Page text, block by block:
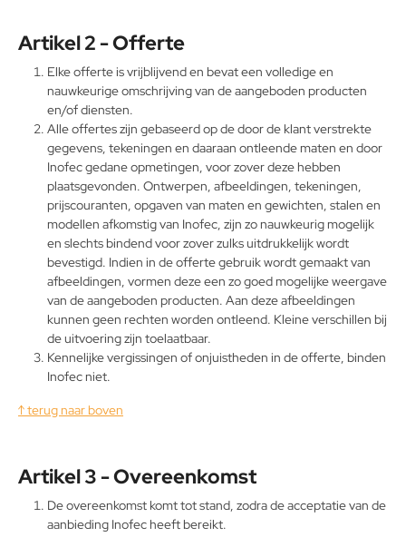
Artikel 2 - Offerte
Elke offerte is vrijblijvend en bevat een volledige en
nauwkeurige omschrijving van de aangeboden producten
en/of diensten.
Alle offertes zijn gebaseerd op de door de klant verstrekte
gegevens, tekeningen en daaraan ontleende maten en door
Inofec gedane opmetingen, voor zover deze hebben
plaatsgevonden. Ontwerpen, afbeeldingen, tekeningen,
prijscouranten, opgaven van maten en gewichten, stalen en
modellen afkomstig van Inofec, zijn zo nauwkeurig mogelijk
en slechts bindend voor zover zulks uitdrukkelijk wordt
bevestigd. Indien in de offerte gebruik wordt gemaakt van
afbeeldingen, vormen deze een zo goed mogelijke weergave
van de aangeboden producten. Aan deze afbeeldingen
kunnen geen rechten worden ontleend. Kleine verschillen bij
de uitvoering zijn toelaatbaar.
Kennelijke vergissingen of onjuistheden in de offerte, binden
Inofec niet.
↑ terug naar boven
Artikel 3 - Overeenkomst
De overeenkomst komt tot stand, zodra de acceptatie van de
aanbieding Inofec heeft bereikt.